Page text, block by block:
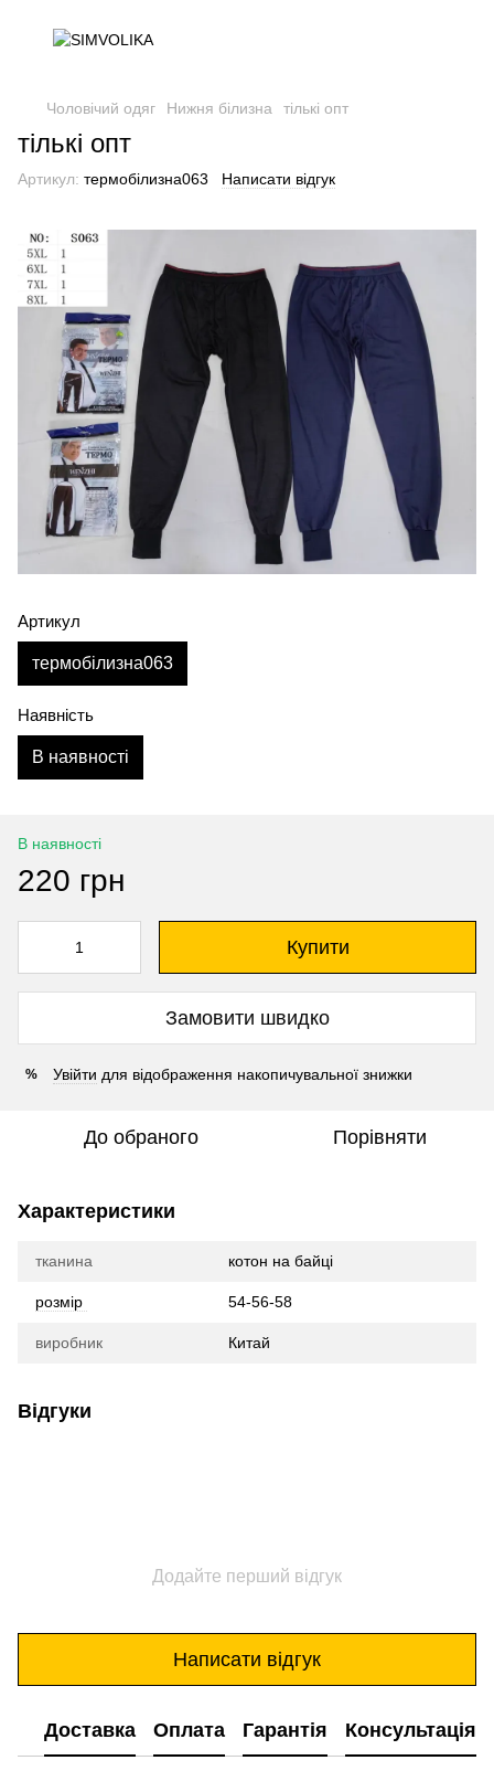
Чоловічий одяг Нижня білизна тількі опт
тількі опт
Артикул: термобілизна063 Написати відгук
Артикул
термобілизна063
Наявність
В наявності
В наявності
220 грн
Купити
Замовити швидко
% Увійти для відображення накопичувальної знижки
До обраного Порівняти
Характеристики
тканина котон на байці
розмір 54-56-58
виробник Китай
Відгуки
Додайте перший відгук
Написати відгук
Доставка Оплата Гарантія Консультація